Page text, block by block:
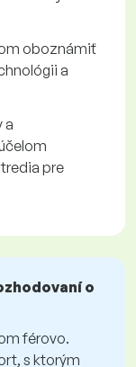
oboznámiť
a
a
pre
o
férovo.
s ktorým